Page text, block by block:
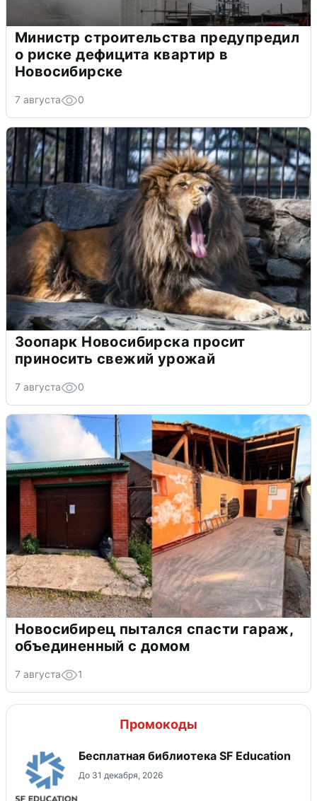
Министр строительства предупредил
о риске дефицита квартир в
Новосибирске
7 августа 0
Зоопарк Новосибирска просит
приносить свежий урожай
7 августа 0
Новосибирец пытался спасти гараж,
объединенный с домом
7 августа 1
Промокоды
Бесплатная библиотека SF Education
До 31 декабря, 2026